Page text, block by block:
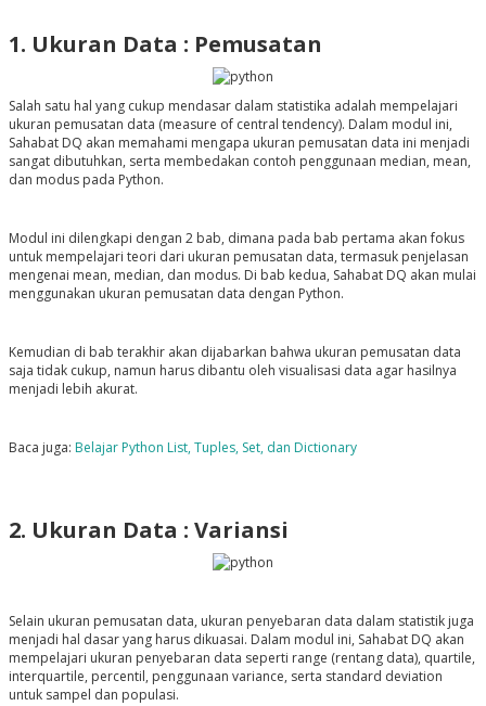
1. Ukuran Data : Pemusatan
Salah satu hal yang cukup mendasar dalam statistika adalah mempelajari
ukuran pemusatan data (measure of central tendency). Dalam modul ini,
Sahabat DQ akan memahami mengapa ukuran pemusatan data ini menjadi
sangat dibutuhkan, serta membedakan contoh penggunaan median, mean,
dan modus pada Python.
Modul ini dilengkapi dengan 2 bab, dimana pada bab pertama akan fokus
untuk mempelajari teori dari ukuran pemusatan data, termasuk penjelasan
mengenai mean, median, dan modus. Di bab kedua, Sahabat DQ akan mulai
menggunakan ukuran pemusatan data dengan Python.
Kemudian di bab terakhir akan dijabarkan bahwa ukuran pemusatan data
saja tidak cukup, namun harus dibantu oleh visualisasi data agar hasilnya
menjadi lebih akurat.
Baca juga: Belajar Python List, Tuples, Set, dan Dictionary
2. Ukuran Data : Variansi
Selain ukuran pemusatan data, ukuran penyebaran data dalam statistik juga
menjadi hal dasar yang harus dikuasai. Dalam modul ini, Sahabat DQ akan
mempelajari ukuran penyebaran data seperti range (rentang data), quartile,
interquartile, percentil, penggunaan variance, serta standard deviation
untuk sampel dan populasi.